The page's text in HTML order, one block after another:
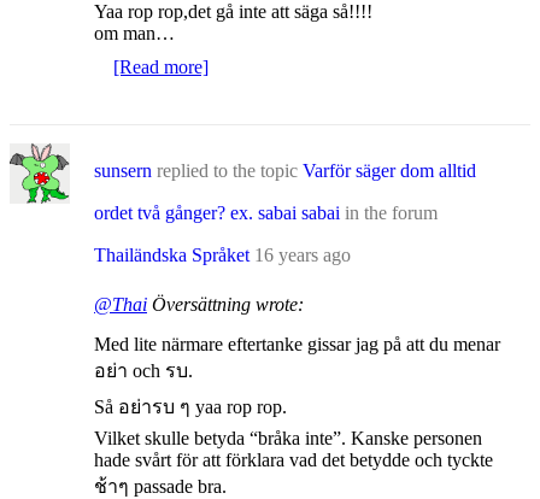
Yaa rop rop,det gå inte att säga så!!!!
om man…
[Read more]
sunsern replied to the topic Varför säger dom alltid
ordet två gånger? ex. sabai sabai in the forum
Thailändska Språket 16 years ago
@Thai Översättning wrote:
Med lite närmare eftertanke gissar jag på att du menar
อย่า och รบ.
Så อย่ารบ ๆ yaa rop rop.
Vilket skulle betyda “bråka inte”. Kanske personen
hade svårt för att förklara vad det betydde och tyckte
ช้าๆ passade bra.